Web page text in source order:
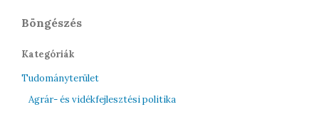
Böngészés
Kategóriák
Tudományterület
Agrár- és vidékfejlesztési politika